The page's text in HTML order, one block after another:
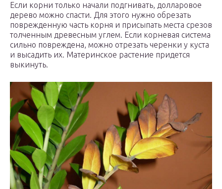
Если корни только начали подгнивать, долларовое
дерево можно спасти. Для этого нужно обрезать
поврежденную часть корня и присыпать места срезов
толченным древесным углем. Если корневая система
сильно повреждена, можно отрезать черенки у куста
и высадить их. Материнское растение придется
выкинуть.